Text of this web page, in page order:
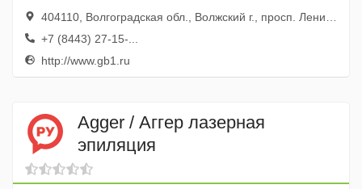
404110, Волгоградская обл., Волжский г., просп. Ленина, 137
+7 (8443) 27-15-...
http://www.gb1.ru
Agger / Аггер лазерная
эпиляция